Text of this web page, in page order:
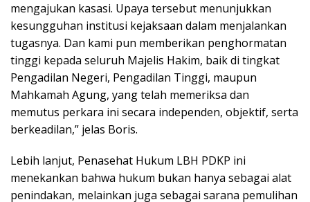
mengajukan kasasi. Upaya tersebut menunjukkan
kesungguhan institusi kejaksaan dalam menjalankan
tugasnya. Dan kami pun memberikan penghormatan
tinggi kepada seluruh Majelis Hakim, baik di tingkat
Pengadilan Negeri, Pengadilan Tinggi, maupun
Mahkamah Agung, yang telah memeriksa dan
memutus perkara ini secara independen, objektif, serta
berkeadilan,” jelas Boris.
Lebih lanjut, Penasehat Hukum LBH PDKP ini
menekankan bahwa hukum bukan hanya sebagai alat
penindakan, melainkan juga sebagai sarana pemulihan